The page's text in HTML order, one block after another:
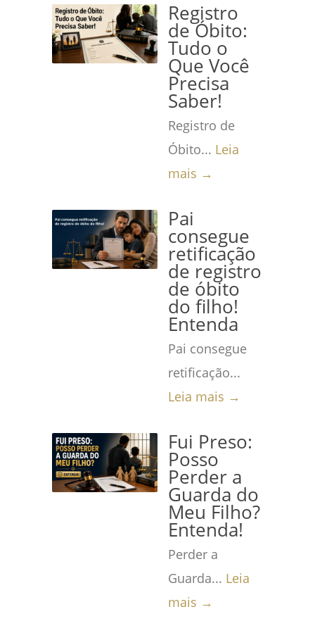
Registro
de Óbito:
Tudo o
Que Você
Precisa
Saber!
Registro de
Óbito... Leia
mais →
Pai
consegue
retificação
de registro
de óbito
do filho!
Entenda
Pai consegue
retificação...
Leia mais →
Fui Preso:
Posso
Perder a
Guarda do
Meu Filho?
Entenda!
Perder a
Guarda... Leia
mais →